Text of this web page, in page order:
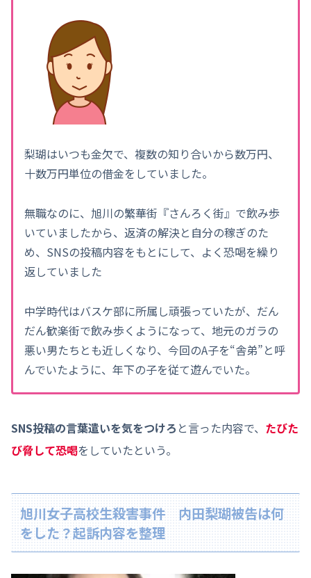
梨瑚はいつも金欠で、複数の知り合いから数万円、
十数万円単位の借金をしていました。
無職なのに、旭川の繁華街『さんろく街』で飲み歩
いていましたから、返済の解決と自分の稼ぎのた
め、SNSの投稿内容をもとにして、よく恐喝を繰り
返していました
中学時代はバスケ部に所属し頑張っていたが、だん
だん歓楽街で飲み歩くようになって、地元のガラの
悪い男たちとも近しくなり、今回のA子を“舎弟”と呼
んでいたように、年下の子を従て遊んでいた。
SNS投稿の言葉遣いを気をつけろ と言った内容で、 たびた
び脅して恐喝をしていたという。
旭川女子高校生殺害事件 内田梨瑚被告は何
をした？起訴内容を整理